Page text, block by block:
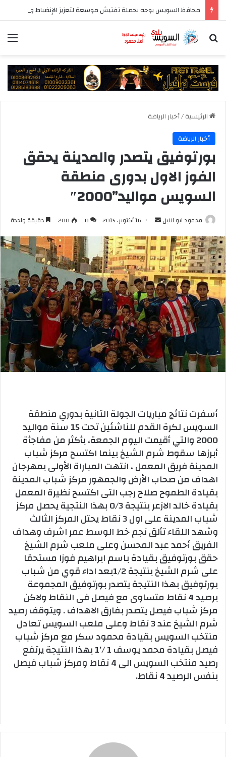
بحث عن
الرئيسية/أخبار الرياضة
أخبار الرياضة
بورتوفيق يتصدر والمدينة يحقق
الفوز الاول بدورى منطقة
السويس مواليد”2000″
محمود ابو الليل
أرسل
إلكترونيا
16 أكتوبر، 2015 0
200 دقيقة واحدة
أسفرت نتائج مباريات الجولة التانية بدوري منطقة
السويس لكرة القدم للناشئين تحت 15 سنة مواليد
2000 والتي أقيمت اليوم الجمعة، بأكثر من مفاجأة
أبرزها سقوط شرم الشيخ بينما اكتسح مركز شباب
المدينة فريق المعمل ، انتهت المباراة الأولى بمهرجان
اهداف من صحاب الأرض والجمهور مركز شباب المدينة
بقيادة الطموح صلاح رجب التى اكتسح نظيرة المعمل
بقيادة خالد الازعر بنتيجة 0/3 بهذا النتجية يحصل مركز
شباب المدينة على اول 3 نقاط يحتل المركز الثالث
وشهد اللقاء تألق نجم خط الوسط عمر اشرف وهداف
الفريق أحمد عبد المحسن وعلى ملعب شرم الشيخ
حقق بورتوفيق بقيادة باسم ابراهيم فوزا مستحقا
على شرم الشيخ بنتيجة 1/2بعد اداء قوي من شباب
بورتوفيق بهذا النتيجة يتصدر بورتوفيق المجموعة
برصيد 4 نقاط متساوى مع فيصل فى النقاط ولاكن
مركز شباب فيصل يتصدر بفارق الاهداف . ويتوقف رصيد
شرم الشيخ عند 3 نقاط وعلى ملعب السويس تعادل
منتخب السويس بقيادة محمود سكر مع مركز شباب
فيصل بقيادة محمد يوسف 1 /’1 بهذا النتيجة يرتفع
رصيد منتخب السويس الى 4 نقاط ومركز شباب فيصل
بنفس الرصيد 4 نقاط.